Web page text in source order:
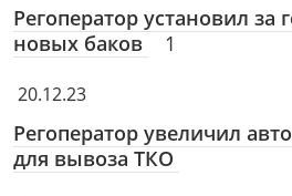
Регоператор установил за
новых баков
1
20.12.23
Регоператор увеличил
для вывоза ТКО